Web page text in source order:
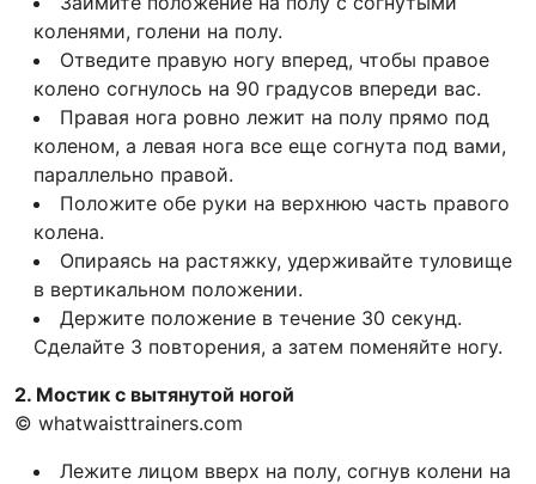
коленями, голени на полу.
Отведите правую ногу вперед, чтобы правое
колено согнулось на 90 градусов впереди вас.
Правая нога ровно лежит на полу прямо под
коленом, а левая нога все еще согнута под вами,
параллельно правой.
Положите обе руки на верхнюю часть правого
колена.
Опираясь на растяжку, удерживайте туловище
в вертикальном положении.
Держите положение в течение 30 секунд.
Сделайте 3 повторения, а затем поменяйте ногу.
2. Мостик с вытянутой ногой
© whatwaisttrainers.com
Лежите лицом вверх на полу, согнув колени на